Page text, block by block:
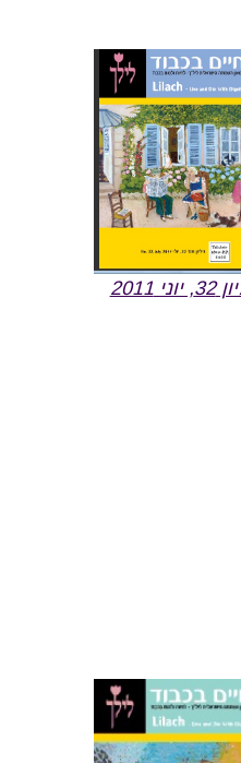
יוני 2011